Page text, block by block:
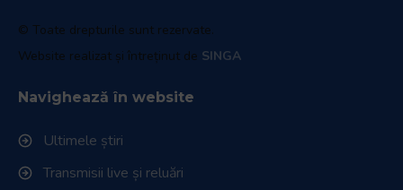
© Toate drepturile sunt rezervate.
Website realizat și întreținut de SINGA
Navighează în website
Ultimele știri
Transmisii live și reluări